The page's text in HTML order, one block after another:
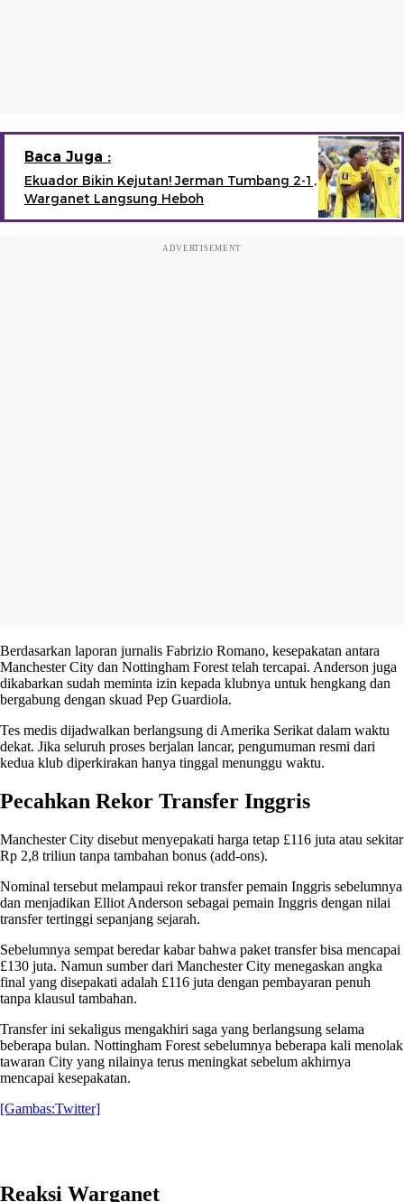
Baca Juga :
Ekuador Bikin Kejutan! Jerman Tumbang 2-1,
Warganet Langsung Heboh
ADVERTISEMENT
Berdasarkan laporan jurnalis Fabrizio Romano, kesepakatan antara
Manchester City dan Nottingham Forest telah tercapai. Anderson juga
dikabarkan sudah meminta izin kepada klubnya untuk hengkang dan
bergabung dengan skuad Pep Guardiola.
Tes medis dijadwalkan berlangsung di Amerika Serikat dalam waktu
dekat. Jika seluruh proses berjalan lancar, pengumuman resmi dari
kedua klub diperkirakan hanya tinggal menunggu waktu.
Pecahkan Rekor Transfer Inggris
Manchester City disebut menyepakati harga tetap £116 juta atau sekitar
Rp 2,8 triliun tanpa tambahan bonus (add-ons).
Nominal tersebut melampaui rekor transfer pemain Inggris sebelumnya
dan menjadikan Elliot Anderson sebagai pemain Inggris dengan nilai
transfer tertinggi sepanjang sejarah.
Sebelumnya sempat beredar kabar bahwa paket transfer bisa mencapai
£130 juta. Namun sumber dari Manchester City menegaskan angka
final yang disepakati adalah £116 juta dengan pembayaran penuh
tanpa klausul tambahan.
Transfer ini sekaligus mengakhiri saga yang berlangsung selama
beberapa bulan. Nottingham Forest sebelumnya beberapa kali menolak
tawaran City yang nilainya terus meningkat sebelum akhirnya
mencapai kesepakatan.
[Gambas:Twitter]
Reaksi Warganet